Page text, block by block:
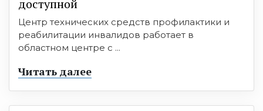
доступной
Центр технических средств профилактики и
реабилитации инвалидов работает в
областном центре с ...
Читать далее